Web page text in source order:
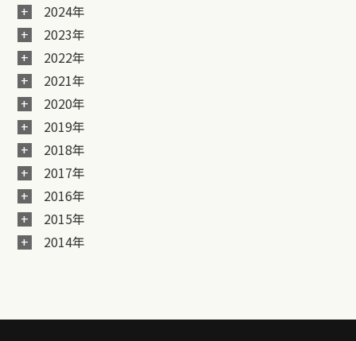
2024年
2023年
2022年
2021年
2020年
2019年
2018年
2017年
2016年
2015年
2014年